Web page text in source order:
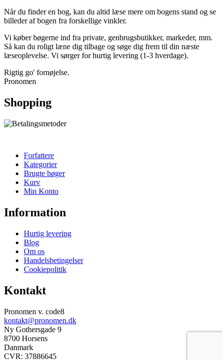
Når du finder en bog, kan du altid læse mere om bogens stand og se
billeder af bogen fra forskellige vinkler.
Vi køber bøgerne ind fra private, genbrugsbutikker, markeder, mm.
Så kan du roligt læne dig tilbage og søge dig frem til din næste
læseoplevelse. Vi sørger for hurtig levering (1-3 hverdage).
Rigtig go' fornøjelse.
Pronomen
Shopping
Forfattere
Kategorier
Brugte bøger
Kurv
Min Konto
Information
Hurtig levering
Blog
Om os
Handelsbetingelser
Cookiepolitik
Kontakt
Pronomen v. code8
kontakt@pronomen.dk
Ny Gothersgade 9
8700 Horsens
Danmark
CVR: 37886645